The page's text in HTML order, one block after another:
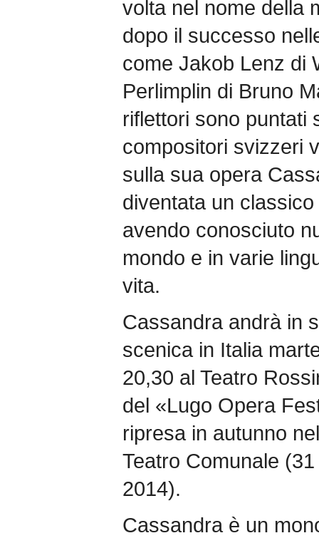
volta nel nome della
dopo il successo
come Jakob Lenz di
Perlimplin di Bruno
riflettori sono puntati
compositori svizzeri
sulla sua opera
diventata un
avendo conosciuto
mondo e in varie
vita.
Cassandra andrà in
scenica in Italia
20,30 al Teatro
del «Lugo Opera
ripresa in autunno
Teatro Comunale
2014).
Cassandra è un